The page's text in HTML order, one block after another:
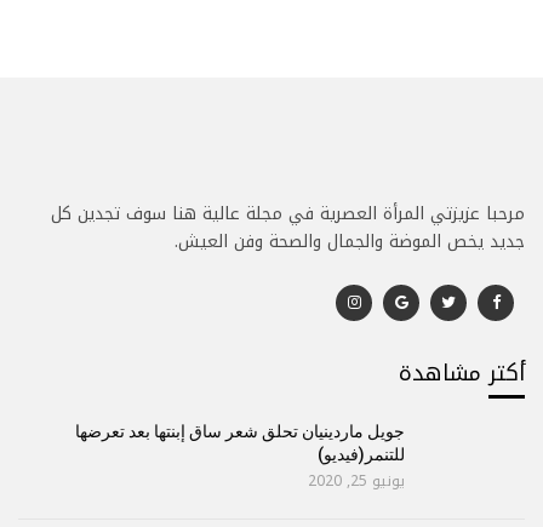
مرحبا عزيزتي المرأة العصرية في مجلة عالية هنا سوف تجدين كل
جديد يخص الموضة والجمال والصحة وفن العيش.
أكتر مشاهدة
جويل ماردينيان تحلق شعر ساق إبنتها بعد تعرضها
للتنمر(فيديو)
يونيو 25, 2020